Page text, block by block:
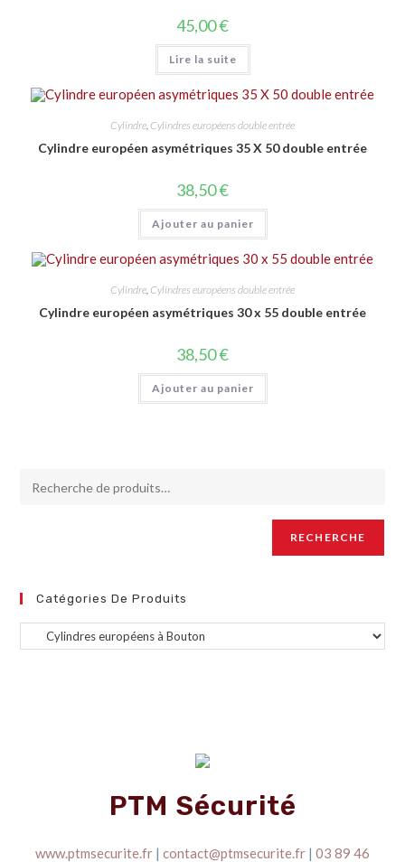
45,00€
Lire la suite
Cylindre, Cylindres européens double entrée
Cylindre européen asymétriques 35 X 50 double entrée
38,50€
Ajouter au panier
Cylindre Cylindres européens double entrée
Cylindre européen asymétriques 30 x 55 double entrée
38,50€
Ajouter au panier
RECHERCHE
Catégories De Produits
PTM Sécurité
www.ptmsecurite.fr | contact@ptmsecurite.fr | 03 89 46